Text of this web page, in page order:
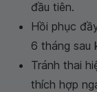
đầu tiên.
Hồi phục
6 tháng sau
Tránh thai
thích hợp